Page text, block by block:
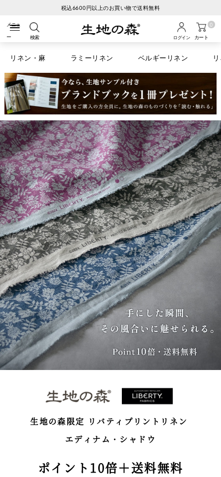
税込6600円以上のお買い物で送料無料
検索 ログイン カート
0
リネン・麻 ラミーリネン ベルギーリネン
生地の森限定 リバティプリントリネン
エディナム・シャドウ
ポイント10倍＋送料無料